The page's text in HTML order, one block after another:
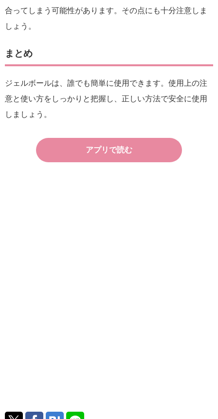
合ってしまう可能性があります。その点にも十分注意しま
しょう。
まとめ
ジェルボールは、誰でも簡単に使用できます。使用上の注
意と使い方をしっかりと把握し、正しい方法で安全に使用
しましょう。
アプリで読む